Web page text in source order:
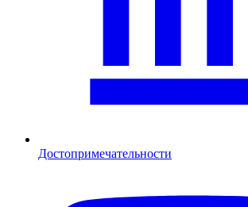
Достопримечательности